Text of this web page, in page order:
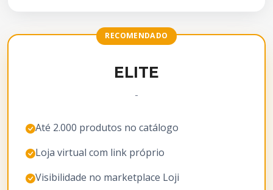
RECOMENDADO
ELITE
-
Até 2.000 produtos no catálogo
Loja virtual com link próprio
Visibilidade no marketplace Loji